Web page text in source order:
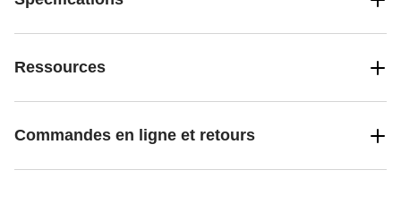
Ressources
Commandes en ligne et retours